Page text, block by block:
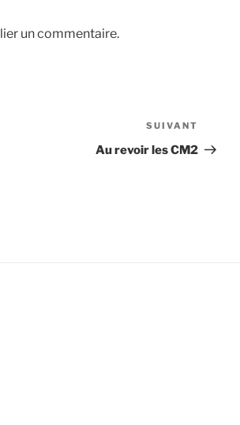
un commentaire.
suivant
SUIVANT
Au revoir les CM2